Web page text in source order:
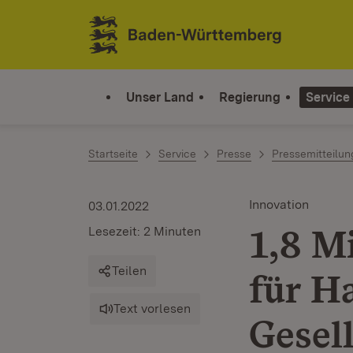
Zum Inhalt springen
Link zur Startseite
Unser Land Regierung Service
Startseite Service Presse
Innovation
1,8
für
03.01.2022
Lesezeit: 2 Minuten
Teilen
Text vorlesen